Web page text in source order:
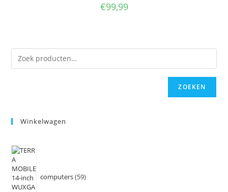
€99,99
ZOEKEN
Winkelwagen
computers 59